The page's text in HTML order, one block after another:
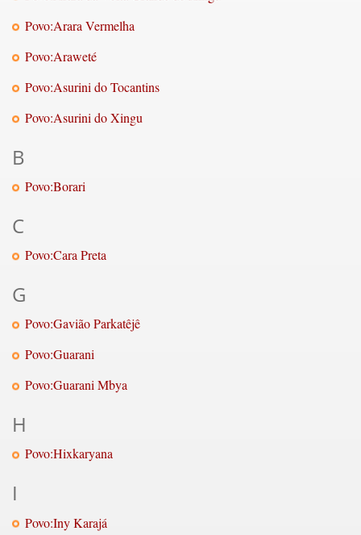
Povo:Arara Vermelha
Povo:Araweté
Povo:Asurini do Tocantins
Povo:Asurini do Xingu
B
Povo:Borari
C
Povo:Cara Preta
G
Povo:Gavião Parkatêjê
Povo:Guarani
Povo:Guarani Mbya
H
Povo:Hixkaryana
I
Povo:Iny Karajá